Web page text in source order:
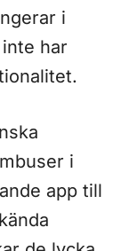
i
har
i
app till